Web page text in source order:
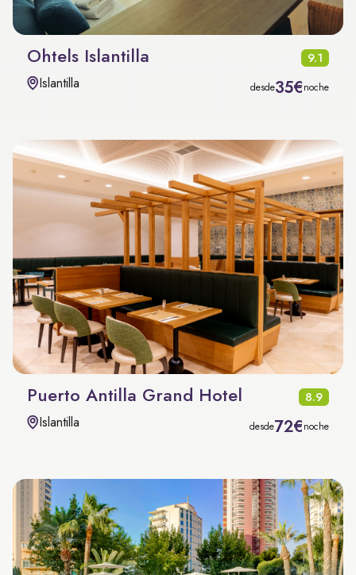
Ohtels Islantilla 9.1
Islantilla desde35€noche
Puerto Antilla Grand Hotel 8.9
Islantilla desde72€noche